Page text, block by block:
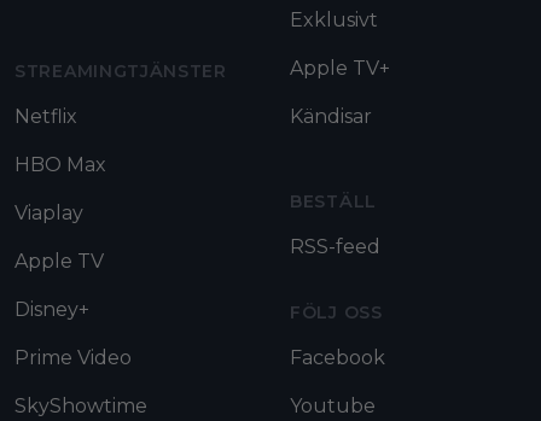
STREAMINGTJÄNSTER
Netflix
HBO Max
Viaplay
Apple TV
Disney+
Prime Video
SkyShowtime
Exklusivt
Apple TV+
Kändisar
BESTÄLL
RSS-feed
FÖLJ OSS
Facebook
Youtube